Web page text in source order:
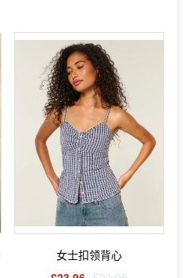
女士扣领背心